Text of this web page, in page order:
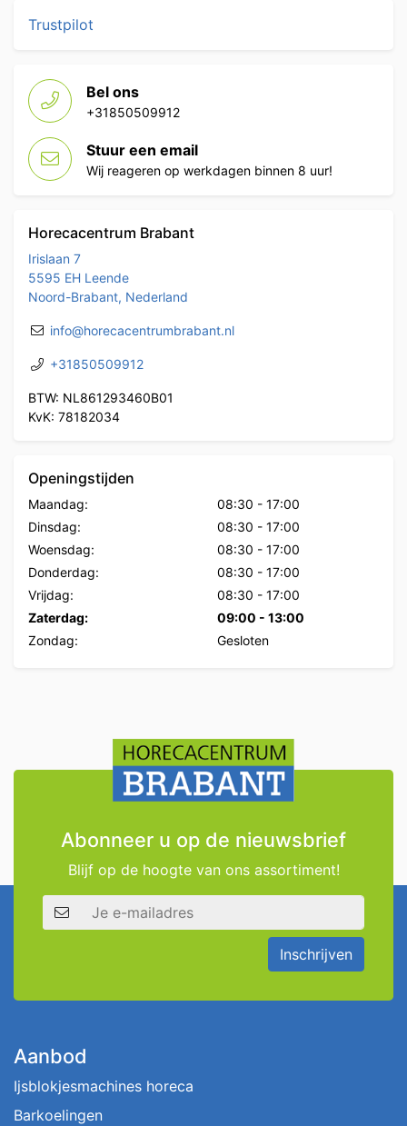
Trustpilot
Bel ons
+31850509912
Stuur een email
Wij reageren op werkdagen binnen 8 uur!
Horecacentrum Brabant
Irislaan 7
5595 EH Leende
Noord-Brabant, Nederland
info@horecacentrumbrabant.nl
+31850509912
BTW: NL861293460B01
KvK: 78182034
Openingstijden
Maandag: 08:30 - 17:00
Dinsdag:
08:30 - 17:00
Woensdag:
08:30 - 17:00
Donderdag:
08:30 - 17:00
Vrijdag:
08:30 - 17:00
Zaterdag:
09:00 - 13:00
Zondag:
Gesloten
Abonneer u op de nieuwsbrief
Blijf op de hoogte van ons assortiment!
E-mailadres
Inschrijven
Aanbod
Ijsblokjesmachines horeca
Barkoelingen